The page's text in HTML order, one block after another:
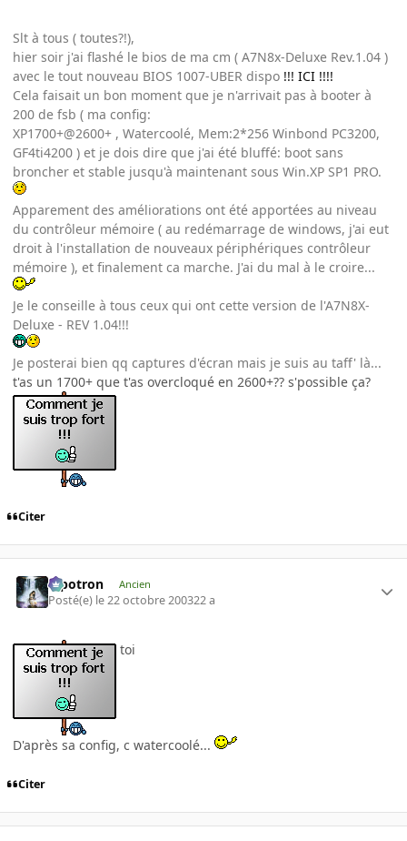
Slt à tous ( toutes?!),
hier soir j'ai flashé le bios de ma cm ( A7N8x-Deluxe Rev.1.04 )
avec le tout nouveau BIOS 1007-UBER dispo !!! ICI !!!!
Cela faisait un bon moment que je n'arrivait pas à booter à
200 de fsb ( ma config:
XP1700+@2600+ , Watercoolé, Mem:2*256 Winbond PC3200,
GF4ti4200 ) et je dois dire que j'ai été bluffé: boot sans
broncher et stable jusqu'à maintenant sous Win.XP SP1 PRO.
Apparement des améliorations ont été apportées au niveau
du contrôleur mémoire ( au redémarrage de windows, j'ai eut
droit à l'installation de nouveaux périphériques contrôleur
mémoire ), et finalement ca marche. J'ai du mal à le croire...
Je le conseille à tous ceux qui ont cette version de l'A7N8X-
Deluxe - REV 1.04!!!
Je posterai bien qq captures d'écran mais je suis au taff' là...
t'as un 1700+ que t'as overcloqué en 2600+?? s'possible ça?
Citer
Pipotron Ancien
Posté(e) le 22 octobre 200322 a
toi
D'après sa config, c watercoolé...
Citer